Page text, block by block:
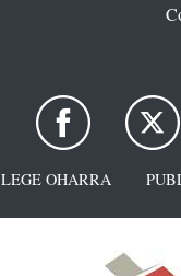
LEGE OHARRA